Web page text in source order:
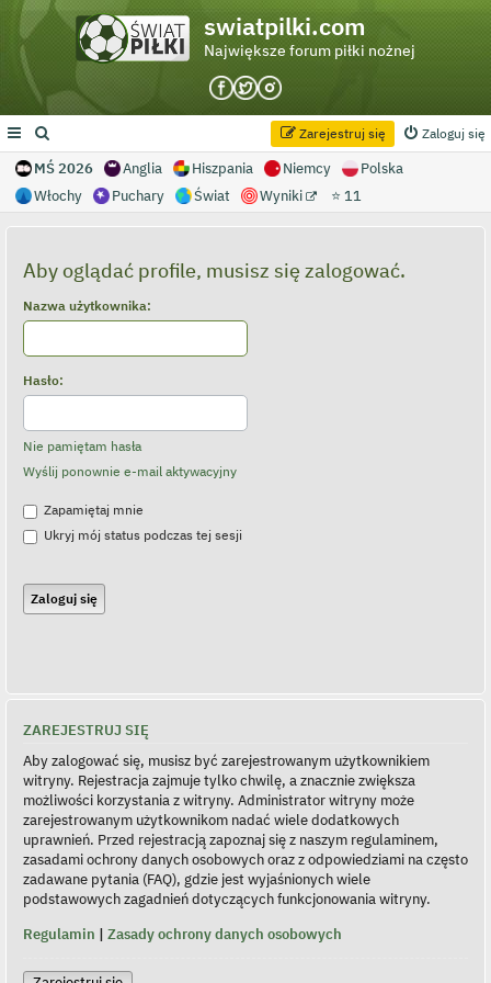
swiatpilki.com
Największe forum piłki nożnej
Zaloguj się
Zarejestruj się
MŚ 2026 Anglia Hiszpania Niemcy
Polska
Włochy
Puchary Świat Wyniki ⭐ 11
Aby oglądać profile, musisz się zalogować.
Nazwa użytkownika:
Hasło:
Nie pamiętam hasła
Wyślij ponownie e-mail aktywacyjny
Zapamiętaj mnie
Ukryj mój status podczas tej sesji
ZAREJESTRUJ SIĘ
Aby zalogować się, musisz być zarejestrowanym użytkownikiem
witryny. Rejestracja zajmuje tylko chwilę, a znacznie zwiększa
możliwości korzystania z witryny. Administrator witryny może
zarejestrowanym użytkownikom nadać wiele dodatkowych
uprawnień. Przed rejestracją zapoznaj się z naszym regulaminem,
zasadami ochrony danych osobowych oraz z odpowiedziami na często
zadawane pytania (FAQ), gdzie jest wyjaśnionych wiele
podstawowych zagadnień dotyczących funkcjonowania witryny.
Regulamin | Zasady ochrony danych osobowych